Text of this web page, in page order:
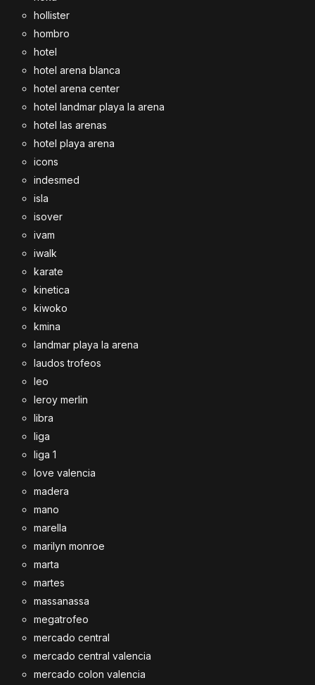
hollister
hombro
hotel
hotel arena blanca
hotel arena center
hotel landmar playa la arena
hotel las arenas
hotel playa arena
icons
indesmed
isla
isover
ivam
iwalk
karate
kinetica
kiwoko
kmina
landmar playa la arena
laudos trofeos
leo
leroy merlin
libra
liga
liga 1
love valencia
madera
mano
marella
marilyn monroe
marta
martes
massanassa
megatrofeo
mercado central
mercado central valencia
mercado colon valencia